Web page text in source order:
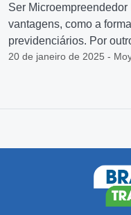
Ser
vantagens, como a
previdenciários. Por
20 de janeiro de 2025 -